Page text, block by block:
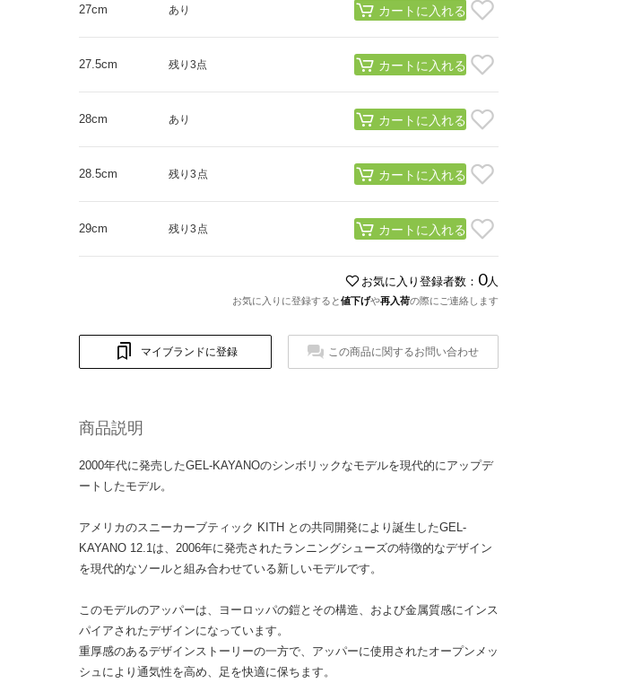
27cm あり カートに入れる
27.5cm 残り3点 カートに入れる
28cm あり カートに入れる
28.5cm 残り3点 カートに入れる
29cm 残り3点 カートに入れる
お気に入り登録者数： 0人
お気に入りに登録すると値下げや再入荷の際にご連絡します
マイブランドに登録 この商品に関するお問い合わせ
商品説明
2000年代に発売したGEL-KAYANOのシンボリックなモデルを現代的にアップデ
ートしたモデル。
アメリカのスニーカーブティック KITH との共同開発により誕生したGEL-
KAYANO 12.1は、2006年に発売されたランニングシューズの特徴的なデザイン
を現代的なソールと組み合わせている新しいモデルです。
このモデルのアッパーは、ヨーロッパの鎧とその構造、および金属質感にインス
パイアされたデザインになっています。
重厚感のあるデザインストーリーの一方で、アッパーに使用されたオープンメッ
シュにより通気性を高め、足を快適に保ちます。